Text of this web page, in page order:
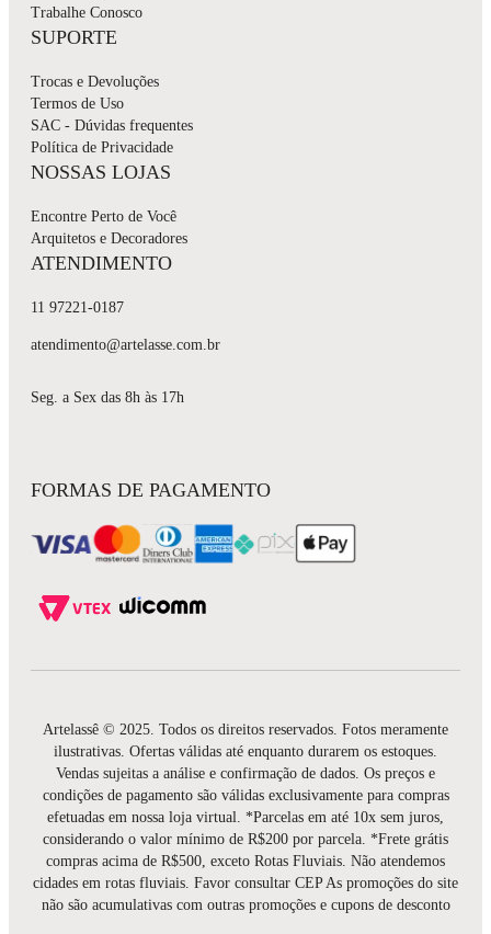
Trabalhe Conosco
SUPORTE
Trocas e Devoluções
Termos de Uso
SAC - Dúvidas frequentes
Política de Privacidade
NOSSAS LOJAS
Encontre Perto de Você
Arquitetos e Decoradores
ATENDIMENTO
11 97221-0187
atendimento@artelasse.com.br
Seg. a Sex das 8h às 17h
FORMAS DE PAGAMENTO
Artelassê © 2025. Todos os direitos reservados. Fotos meramente
ilustrativas. Ofertas válidas até enquanto durarem os estoques.
Vendas sujeitas a análise e confirmação de dados. Os preços e
condições de pagamento são válidas exclusivamente para compras
efetuadas em nossa loja virtual. *Parcelas em até 10x sem juros,
considerando o valor mínimo de R$200 por parcela. *Frete grátis
compras acima de R$500, exceto Rotas Fluviais. Não atendemos
cidades em rotas fluviais. Favor consultar CEP As promoções do site
não são acumulativas com outras promoções e cupons de desconto